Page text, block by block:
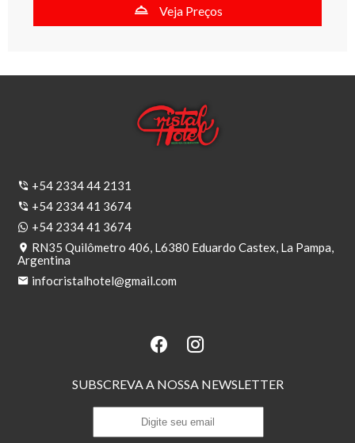
Veja Preços
+54 2334 44 2131
+54 2334 41 3674
+54 2334 41 3674
RN35 Quilômetro 406, L6380 Eduardo Castex, La Pampa,
Argentina
infocristalhotel@gmail.com
SUBSCREVA A NOSSA NEWSLETTER